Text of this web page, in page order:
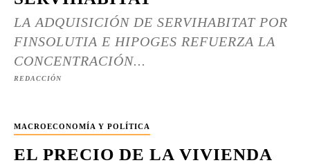
LA ADQUISICIÓN DE SERVIHABITAT POR
FINSOLUTIA E HIPOGES REFUERZA LA
CONCENTRACIÓN...
REDACCIÓN
MACROECONOMÍA Y POLÍTICA
EL PRECIO DE LA VIVIENDA